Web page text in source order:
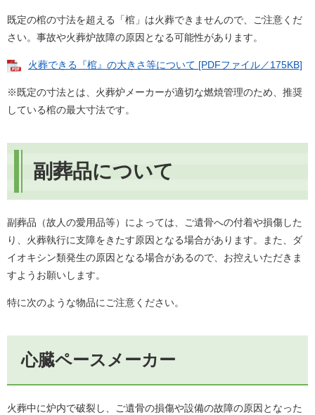
既定の棺の寸法を超える「棺」は火葬できませんので、ご注意くだ
さい。事故や火葬炉故障の原因となる可能性があります。
火葬できる『棺』の大きさ等について [PDFファイル／175KB]
※既定の寸法とは、火葬炉メーカーが適切な燃焼管理のため、推奨
している棺の最大寸法です。
副葬品について
副葬品（故人の愛用品等）によっては、ご遺骨への付着や損傷した
り、火葬執行に支障をきたす原因となる場合があります。また、ダ
イオキシン類発生の原因となる場合があるので、お控えいただきま
すようお願いします。
特に次のような物品にご注意ください。
心臓ペースメーカー
火葬中に炉内で破裂し、ご遺骨の損傷や設備の故障の原因となった